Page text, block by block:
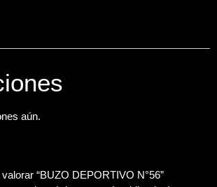
aún.
“BUZO DEPORTIVO N°56”